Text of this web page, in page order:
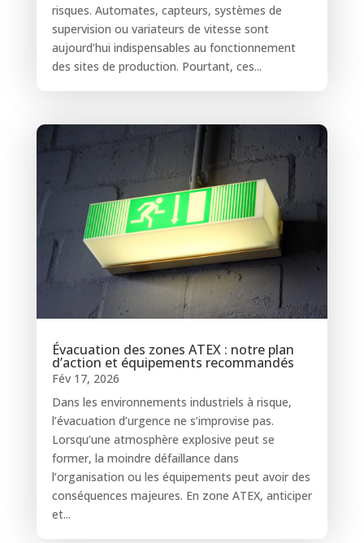
risques. Automates, capteurs, systèmes de
supervision ou variateurs de vitesse sont
aujourd’hui indispensables au fonctionnement
des sites de production. Pourtant, ces...
Évacuation des zones ATEX : notre plan
d’action et équipements recommandés
Fév 17, 2026
Dans les environnements industriels à risque,
l’évacuation d’urgence ne s’improvise pas.
Lorsqu’une atmosphère explosive peut se
former, la moindre défaillance dans
l’organisation ou les équipements peut avoir des
conséquences majeures. En zone ATEX, anticiper
et...